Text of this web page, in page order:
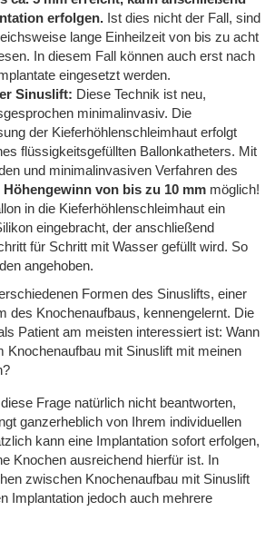
erfolgen. Ist dies nicht der Fall, sind
lange Einheilzeit von bis zu acht
In diesem Fall können auch erst nach
eingesetzt werden.
Sinuslift: Diese Technik ist neu,
minimalinvasiv. Die
der Kieferhöhlenschleimhaut erfolgt
flüssigkeitsgefüllten Ballonkatheters. Mit
und minimalinvasiven Verfahren des
von bis zu 10 mm möglich!
in die Kieferhöhlenschleimhaut ein
eingebracht, der anschließend
für Schritt mit Wasser gefüllt wird. So
angehoben.
Formen des Sinuslifts, einer
des Knochenaufbaus, kennengelernt. Die
Patient am meisten interessiert ist: Wann
Knochenaufbau mit Sinuslift mit meinen
Frage natürlich nicht beantworten,
ganzerheblich von Ihrem individuellen
kann eine Implantation sofort erfolgen,
Knochen ausreichend hierfür ist. In
zwischen Knochenaufbau mit Sinuslift
Implantation jedoch auch mehrere